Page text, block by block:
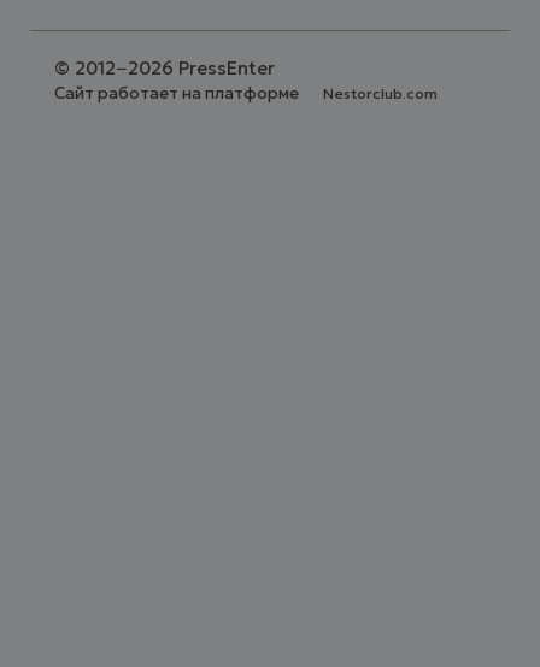
© 2012−2026 PressEnter
Сайт работает на платформе Nestorclub.com